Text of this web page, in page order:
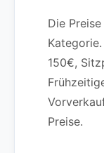
Die
150€,
Preise.